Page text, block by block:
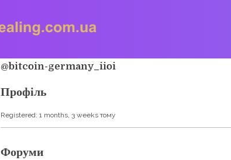
@bitcoin-germany_iioi
Профіль
Registered: 1 months, 3 weeks тому
Форуми